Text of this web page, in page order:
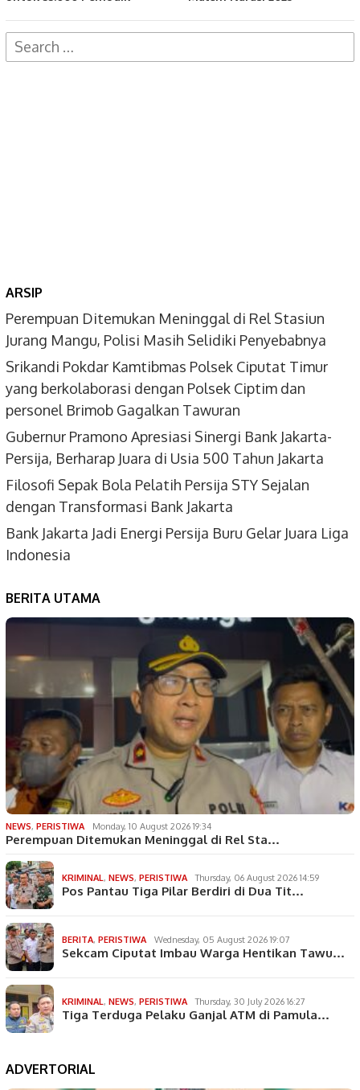
Search
for:
ARSIP
Perempuan Ditemukan Meninggal di Rel Stasiun
Jurang Mangu, Polisi Masih Selidiki Penyebabnya
Srikandi Pokdar Kamtibmas Polsek Ciputat Timur
yang berkolaborasi dengan Polsek Ciptim dan
personel Brimob Gagalkan Tawuran
Gubernur Pramono Apresiasi Sinergi Bank Jakarta-
Persija, Berharap Juara di Usia 500 Tahun Jakarta
Filosofi Sepak Bola Pelatih Persija STY Sejalan
dengan Transformasi Bank Jakarta
Bank Jakarta Jadi Energi Persija Buru Gelar Juara Liga
Indonesia
BERITA UTAMA
NEWS, PERISTIWA Monday, 10 August 2026 19:34
Perempuan Ditemukan Meninggal di Rel Sta…
KRIMINAL, NEWS, PERISTIWA Thursday, 06 August 2026 14:59
Pos Pantau Tiga Pilar Berdiri di Dua Tit…
BERITA, PERISTIWA Wednesday, 05 August 2026 19:07
Sekcam Ciputat Imbau Warga Hentikan Tawu…
KRIMINAL, NEWS, PERISTIWA Thursday, 30 July 2026 16:27
Tiga Terduga Pelaku Ganjal ATM di Pamula…
ADVERTORIAL